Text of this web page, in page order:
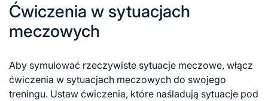
Ćwiczenia w sytuacjach
meczowych
Aby symulować rzeczywiste sytuacje meczowe, włącz
ćwiczenia w sytuacjach meczowych do swojego
treningu. Ustaw ćwiczenia, które naśladują sytuacje pod